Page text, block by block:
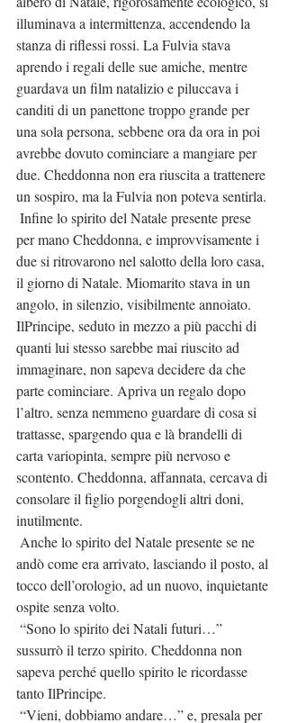
illuminava a intermittenza, accendendo la
stanza di riflessi rossi. La Fulvia stava
aprendo i regali delle sue amiche, mentre
guardava un film natalizio e piluccava i
canditi di un panettone troppo grande per
una sola persona, sebbene ora da ora in poi
avrebbe dovuto cominciare a mangiare per
due. Cheddonna non era riuscita a trattenere
un sospiro, ma la Fulvia non poteva sentirla.
per mano Cheddonna, e improvvisamente i
due si ritrovarono nel salotto della loro casa,
il giorno di Natale. Miomarito stava in un
angolo, in silenzio, visibilmente annoiato.
IlPrincipe, seduto in mezzo a più pacchi di
quanti lui stesso sarebbe mai riuscito ad
immaginare, non sapeva decidere da che
parte cominciare. Apriva un regalo dopo
l’altro, senza nemmeno guardare di cosa si
trattasse, spargendo qua e là brandelli di
carta variopinta, sempre più nervoso e
scontento. Cheddonna, affannata, cercava di
consolare il figlio porgendogli altri doni,
inutilmente.
andò come era arrivato, lasciando il posto, al
tocco dell’orologio, ad un nuovo, inquietante
ospite senza volto.
sussurrò il terzo spirito. Cheddonna non
sapeva perché quello spirito le ricordasse
tanto IlPrincipe.